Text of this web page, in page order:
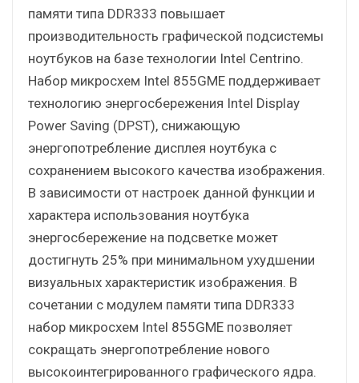
памяти типа DDR333 повышает
производительность графической подсистемы
ноутбуков на базе технологии Intel Centrino.
Набор микросхем Intel 855GME поддерживает
технологию энергосбережения Intel Display
Power Saving (DPST), снижающую
энергопотребление дисплея ноутбука с
сохранением высокого качества изображения.
В зависимости от настроек данной функции и
характера использования ноутбука
энергосбережение на подсветке может
достигнуть 25% при минимальном ухудшении
визуальных характеристик изображения. В
сочетании с модулем памяти типа DDR333
набор микросхем Intel 855GME позволяет
сокращать энергопотребление нового
высокоинтегрированного графического ядра.